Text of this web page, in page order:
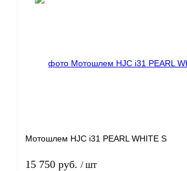
Мотошлем HJC i31 PEARL WHITE S
15 750 руб. / шт